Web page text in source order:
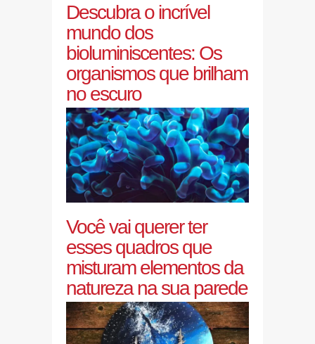
Descubra o incrível
mundo dos
bioluminiscentes: Os
organismos que brilham
no escuro
Você vai querer ter
esses quadros que
misturam elementos da
natureza na sua parede